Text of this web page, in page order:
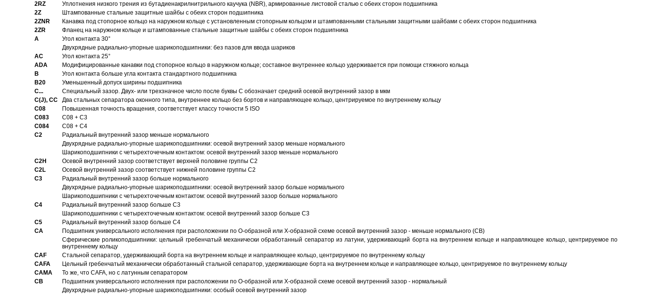
2RZ
Уплотнения низкого трения из бутадиенакрилнитрильного каучука (NBR), армированные листовой сталью с обеих сторон подшипника
2Z
Штампованные стальные защитные шайбы с обеих сторон подшипника
2ZNR
Канавка под стопорное кольцо на наружном кольце с установленным стопорным кольцом и штампованными стальными защитными шайбами с обеих сторон подшипника
2ZR
Фланец на наружном кольце и штампованные стальные защитные шайбы с обеих сторон подшипника
A
Угол контакта 30°
Двухрядные радиально-упорные шарикоподшипники: без пазов для ввода шариков
AC
Угол контакта 25°
ADA
Модифицированные канавки под стопорное кольцо в наружном кольце; составное внутреннее кольцо удерживается при помощи стяжного кольца
B
Угол контакта больше угла контакта стандартного подшипника
B20
Уменьшенный допуск ширины подшипника
C...
Специальный зазор. Двух- или трехзначное число после буквы С обозначает средний осевой внутренний зазор в мкм
C(J), CC
Два стальных сепаратора оконного типа, внутреннее кольцо без бортов и направляющее кольцо, центрируемое по внутреннему кольцу
C08
Повышенная точность вращения, соответствует классу точности 5 ISO
C083
C08 + C3
C084
C08 + C4
C2
Pадиальный внутренний зазор меньше нормального
Двухрядные радиально-упорные шарикоподшипники: осевой внутренний зазор меньше нормального
Шарикоподшипники с четырехточечным контактом: осевой внутренний зазор меньше нормального
C2H
Осевой внутренний зазор соответствует верхней половине группы C2
C2L
Осевой внутренний зазор соответствует нижней половине группы C2
C3
Pадиальный внутренний зазор больше нормального
Двухрядные радиально-упорные шарикоподшипники: осевой внутренний зазор больше нормального
Шарикоподшипники с четырехточечным контактом: осевой внутренний зазор больше нормального
C4
Pадиальный внутренний зазор больше C3
Шарикоподшипники с четырехточечным контактом: осевой внутренний зазор больше C3
C5
Pадиальный внутренний зазор больше C4
CA
Подшипник универсального исполнения при расположении по О-образной или Х-образной схеме осевой внутренний зазор - меньше нормального (CB)
Сферические роликоподшипники: цельный гребенчатый механически обработанный сепаратор из латуни, удерживающий борта на внутреннем кольце и направляющее кольцо, центрируемое по
внутреннему кольцу
CAF
Стальной сепаратор, удерживающий борта на внутреннем кольце и направляющее кольцо, центрируемое по внутреннему кольцу
CAFA
Цельный гребенчатый механически обработанный стальной сепаратор, удерживающие борта на внутреннем кольце и направляющее кольцо, центрируемое по внутреннему кольцу
CAMA
То же, что CAFA, но с латунным сепаратором
CB
Подшипник универсального исполнения при расположении по О-образной или Х-образной схеме осевой внутренний зазор - нормальный
Двухрядные радиально-упорные шарикоподшипники: особый осевой внутренний зазор